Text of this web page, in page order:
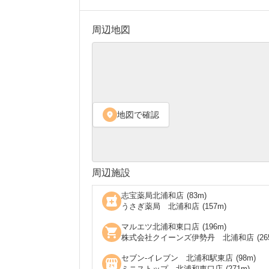
周辺地図
location_on 地図で確認
周辺施設
local_pharmacy 志宝薬局北浦和店 (83m)
うさぎ薬局 北浦和店 (157m)
shopping_cart マルエツ北浦和東口店 (196m)
株式会社クイーンズ伊勢丹 北浦和店 (
local_convenience_store セブン‐イレブン 北浦和駅東店 (98m)